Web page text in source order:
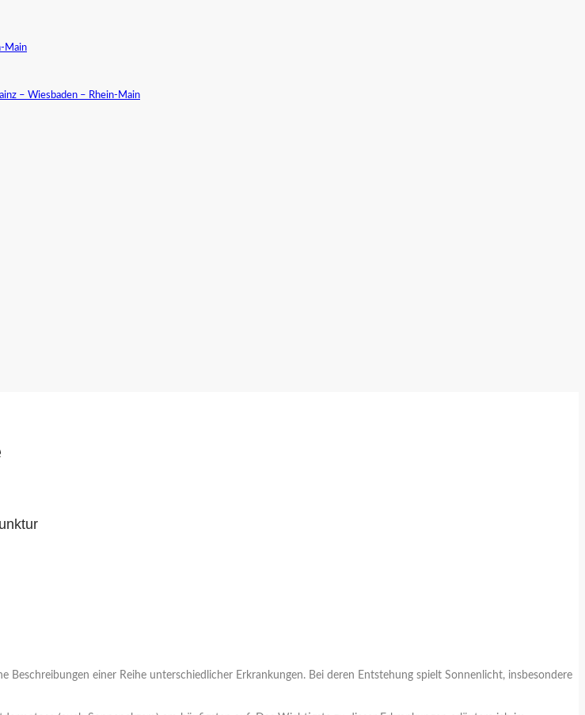
Main
– Wiesbaden – Rhein-Main
Beschreibungen einer Reihe unterschiedlicher Erkrankungen. Bei deren Entstehung spielt Sonnenlicht, insbesondere